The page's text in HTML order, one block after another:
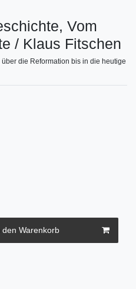
Vom
/ Klaus Fitschen
die Reformation bis in die heutige
den Warenkorb